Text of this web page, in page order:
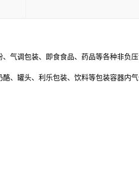
气调包装、即食食品、药品等各种非负
、罐头、利乐包装、饮料等包装容器内